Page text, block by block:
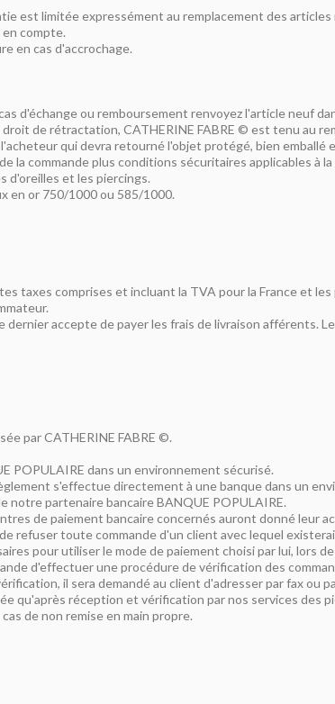
est limitée expressément au remplacement des
compte.
en cas d'accrochage.
d'échange ou remboursement renvoyez l'article neuf
droit de rétractation, CATHERINE FABRE © est tenu au
qui devra retourné l'objet protégé, bien emballé
la commande plus conditions sécuritaires applicables à la
d'oreilles et les piercings.
en or 750/1000 ou 585/1000.
taxes comprises et incluant la TVA pour la France et les
accepte de payer les frais de livraison afférents.
par CATHERINE FABRE ©.
POPULAIRE dans un environnement sécurisé.
s'effectue directement à une banque dans un
partenaire bancaire BANQUE POPULAIRE.
de paiement bancaire concernés auront donné leur
refuser toute commande d'un client avec lequel
pour utiliser le mode de paiement choisi par lui, lors
d'effectuer une procédure de vérification des
il sera demandé au client d'adresser par fax ou
qu'après réception et vérification par nos services des
de non remise en main propre.